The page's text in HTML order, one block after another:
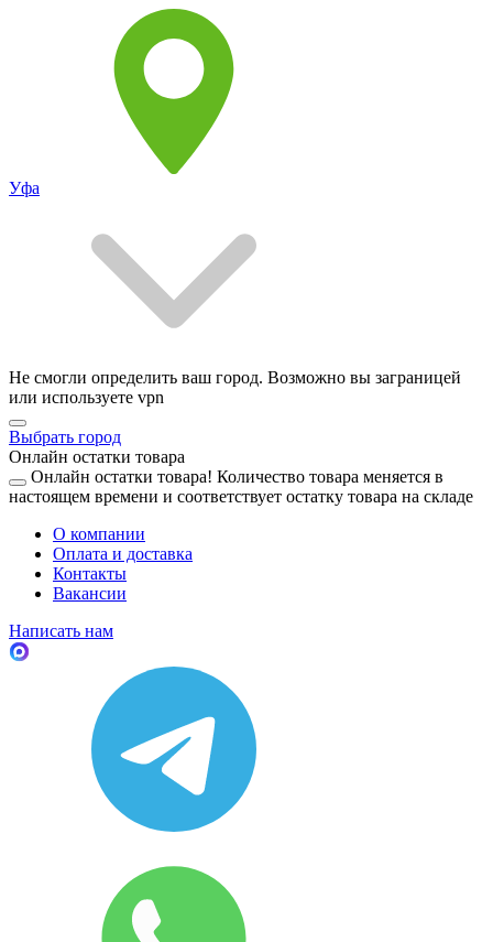
Уфа
Не смогли определить ваш город. Возможно вы заграницей
или используете vpn
Выбрать город
Онлайн остатки товара
Онлайн остатки товара! Количество товара меняется в
настоящем времени и соответствует остатку товара на складе
О компании
Оплата и доставка
Контакты
Вакансии
Написать нам